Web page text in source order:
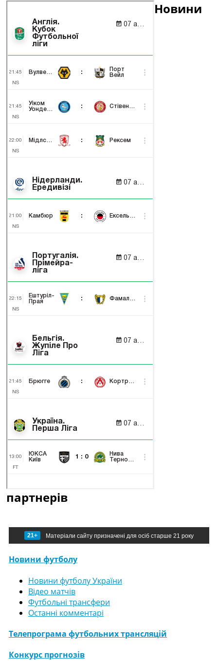
Новини
партнерів
21+ Матеріали сайту призначені для осіб старше 21 року
Новини футболу
Новини футболу України
Відео матчів
Футбольні трансфери
Останні комментарі
Телепрограма футбольних трансляцій
Конкурс прогнозів